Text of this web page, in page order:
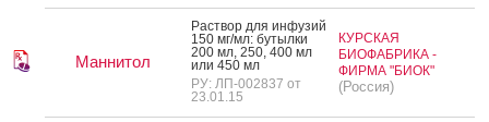
Маннитол
Рас­твор для ин­фу­зий
150 мг/мл: бу­тыл­ки
200 мл, 250, 400 мл
или 450 мл
РУ: ЛП-002837 от
23.01.15
КУРСКАЯ
БИОФАБРИКА -
ФИРМА "БИОК"
(Россия)